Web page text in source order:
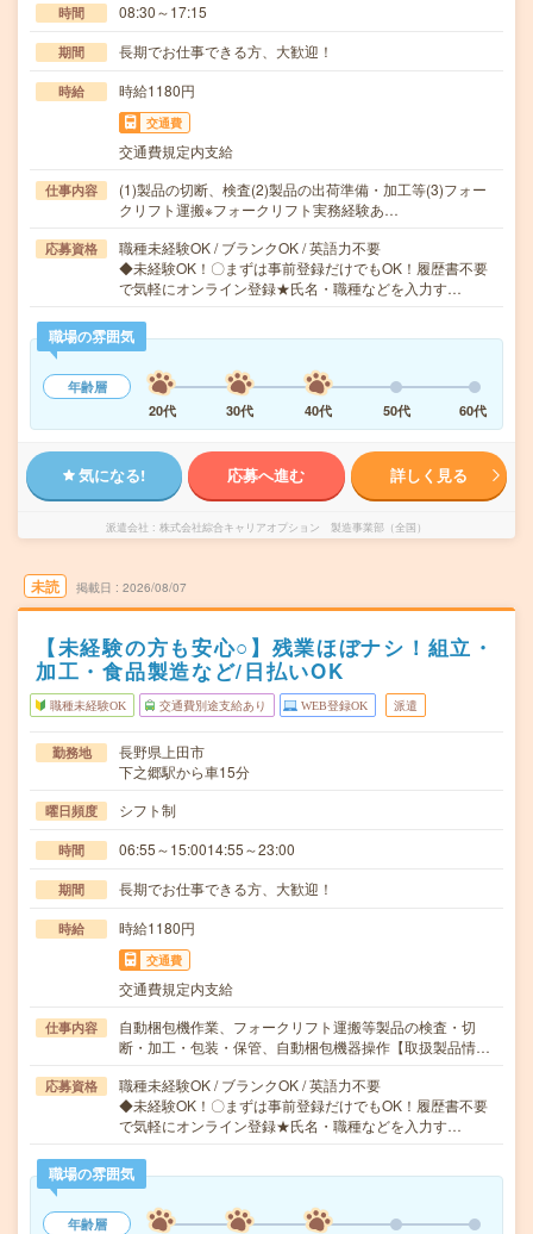
時間 08:30～17:15
期間 長期でお仕事できる方、大歓迎！
時給 時給1180円
交通費
交通費規定内支給
仕事内容
(1)製品の切断、検査(2)製品の出荷準備・加工等(3)フォー
クリフト運搬※フォークリフト実務経験あ…
応募資格
職種未経験OK / ブランクOK / 英語力不要
◆未経験OK！〇まずは事前登録だけでもOK！履歴書不要
で気軽にオンライン登録★氏名・職種などを入力す…
職場の雰囲気
年齢層
20代
30代 40代 50代 60代
気になる! 応募へ進む 詳しく見る
派遣会社 株式会社綜合キャリアオプション 製造事業部（全国）
未読 掲載日 2026/08/07
【未経験の方も安心○】残業ほぼナシ！組立・
加工・食品製造など/日払いOK
職種未経験OK 交通費別途支給あり WEB登録OK 派遣
勤務地
長野県上田市
下之郷駅から車15分
曜日頻度 シフト制
時間 06:55～15:0014:55～23:00
期間 長期でお仕事できる方、大歓迎！
時給 時給1180円
交通費
交通費規定内支給
仕事内容
自動梱包機作業、フォークリフト運搬等製品の検査・切
断・加工・包装・保管、自動梱包機器操作【取扱製品情…
応募資格
職種未経験OK / ブランクOK / 英語力不要
◆未経験OK！〇まずは事前登録だけでもOK！履歴書不要
で気軽にオンライン登録★氏名・職種などを入力す…
職場の雰囲気
年齢層